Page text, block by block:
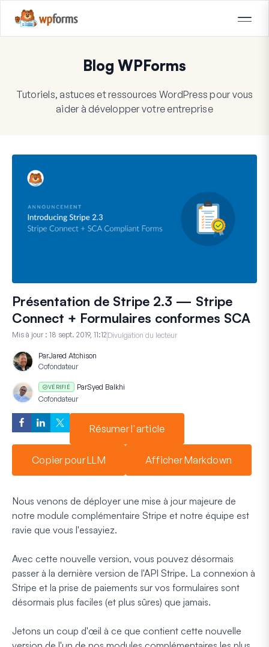
Blog WPForms
Tutoriels, astuces et ressources WordPress pour vous
aider à développer votre entreprise
Présentation de Stripe 2.3 — Stripe
Connect + Formulaires conformes SCA
Mis à jour : 18 sept. 2019, 11:12 Divulgation du lecteur
ParJared Atchison
Cofondateur
VÉRIFIÉ ParSyed Balkhi
Cofondateur
Résumer l'article
Copier pour LLM Afficher Markdown
Nous venons de déployer une mise à jour majeure de
notre module complémentaire Stripe et notre équipe est
ravie que vous l'essayiez.
Avec cette nouvelle version, vous pouvez désormais
passer à la dernière version de l'API Stripe. La connexion à
Stripe et la prise de paiements sur vos formulaires sont
désormais plus faciles (et plus sûres) que jamais.
Jetons un coup d'œil à ce que contient cette nouvelle